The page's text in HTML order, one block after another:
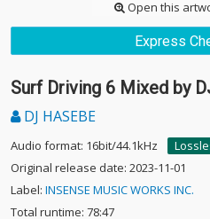
Open this
Express
Surf Driving 6 Mixed by
DJ HASEBE
Audio format: 16bit/44.1kHz
Original release date: 2023-11-01
Label: INSENSE MUSIC WORKS INC.
Total runtime: 78:47